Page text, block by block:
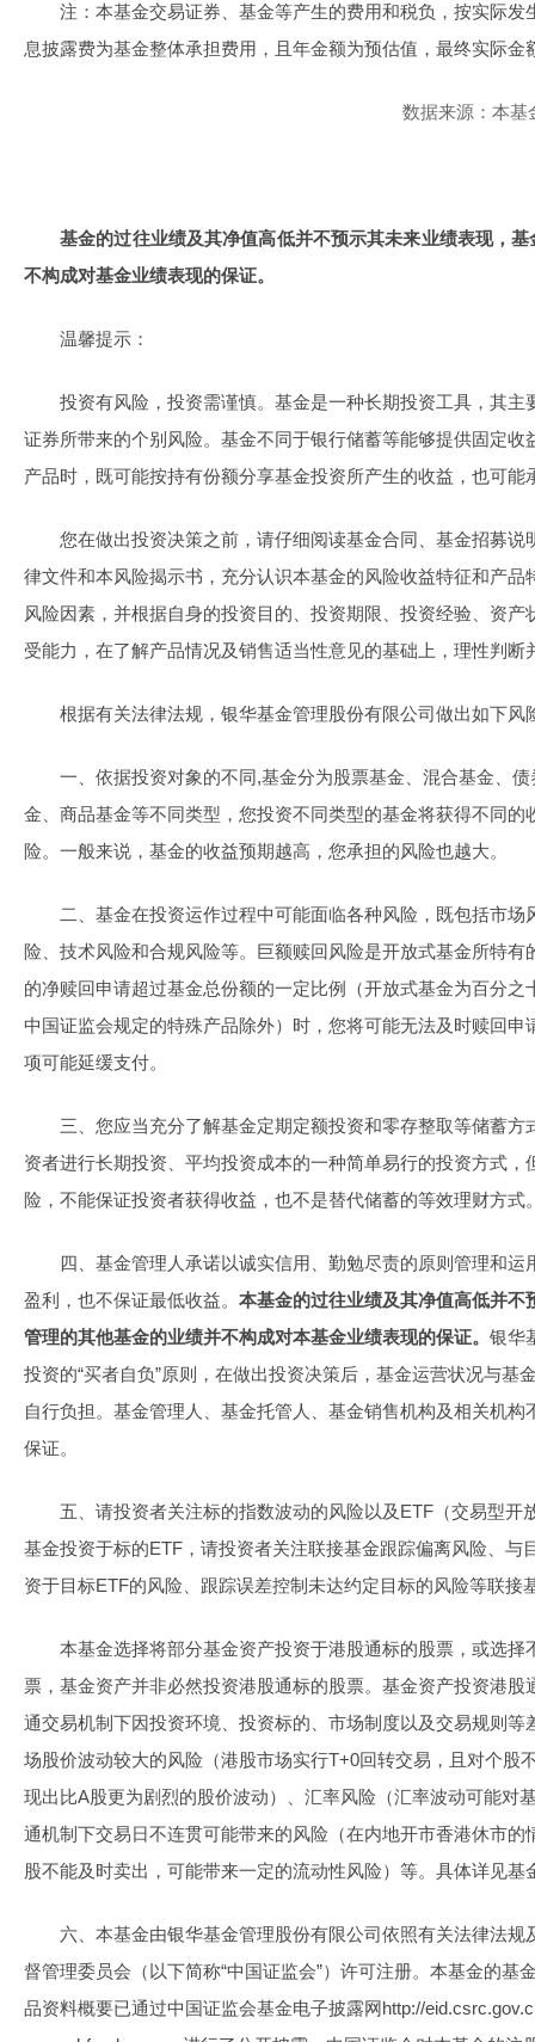
注：本基金交易证券、基金等产生的费用和税负，按实际
息披露费为基金整体承担费用，且年金额为预估值，最终实际金
数据来源：本基
基金的过往业绩及其净值高低并不预示其未来业绩表现，
不构成对基金业绩表现的保证。
温馨提示：
投资有风险，投资需谨慎。基金是一种长期投资工具，其
证券所带来的个别风险。基金不同于银行储蓄等能够提供固定
产品时，既可能按持有份额分享基金投资所产生的收益，也可能
您在做出投资决策之前，请仔细阅读基金合同、基金招募
律文件和本风险揭示书，充分认识本基金的风险收益特征和产
风险因素，并根据自身的投资目的、投资期限、投资经验、资
受能力，在了解产品情况及销售适当性意见的基础上，理性判断
根据有关法律法规，银华基金管理股份有限公司做出如下风
一、依据投资对象的不同,基金分为股票基金、混合基金、
金、商品基金等不同类型，您投资不同类型的基金将获得不同
险。一般来说，基金的收益预期越高，您承担的风险也越大。
二、基金在投资运作过程中可能面临各种风险，既包括市
险、技术风险和合规风险等。巨额赎回风险是开放式基金所特
的净赎回申请超过基金总份额的一定比例（开放式基金为百分
中国证监会规定的特殊产品除外）时，您将可能无法及时赎回
项可能延缓支付。
三、您应当充分了解基金定期定额投资和零存整取等储蓄
资者进行长期投资、平均投资成本的一种简单易行的投资方式
险，不能保证投资者获得收益，也不是替代储蓄的等效理财方式
四、基金管理人承诺以诚实信用、勤勉尽责的原则管理和
盈利，也不保证最低收益。 本基金的过往业绩及其净值高低并
管理的其他基金的业绩并不构成对本基金业绩表现的保证。 银华
投资的“买者自负”原则，在做出投资决策后，基金运营状况与基
自行负担。基金管理人、基金托管人、基金销售机构及相关机
保证。
五、请投资者关注标的指数波动的风险以及ETF（交易型开
基金投资于标的ETF，请投资者关注联接基金跟踪偏离风险、与
资于目标ETF的风险、跟踪误差控制未达约定目标的风险等联接
本基金选择将部分基金资产投资于港股通标的股票，或选
票，基金资产并非必然投资港股通标的股票。基金资产投资港
通交易机制下因投资环境、投资标的、市场制度以及交易规则
场股价波动较大的风险（港股市场实行T+0回转交易，且对个股
现出比A股更为剧烈的股价波动）、汇率风险（汇率波动可能对
通机制下交易日不连贯可能带来的风险（在内地开市香港休市
股不能及时卖出，可能带来一定的流动性风险）等。具体详见基
六、本基金由银华基金管理股份有限公司依照有关法律法
督管理委员会（以下简称“中国证监会”）许可注册。本基金的基
品资料概要已通过中国证监会基金电子披露网http://